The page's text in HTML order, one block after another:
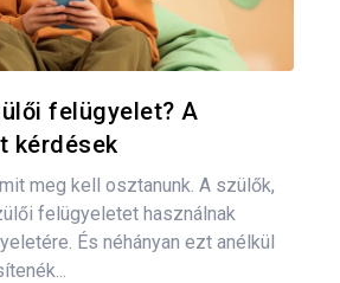
felügyelet? A
kérdések
meg kell osztanunk. A szülők,
felügyeletet használnak
És néhányan ezt anélkül